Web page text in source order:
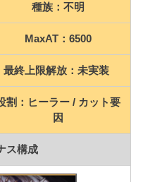
種族：不明
MaxAT：6500
最終上限解放：未実装
割：ヒーラー / カット要
因
ス構成